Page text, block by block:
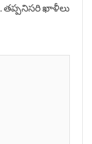
తప్పనిసరి ఖాళీలు